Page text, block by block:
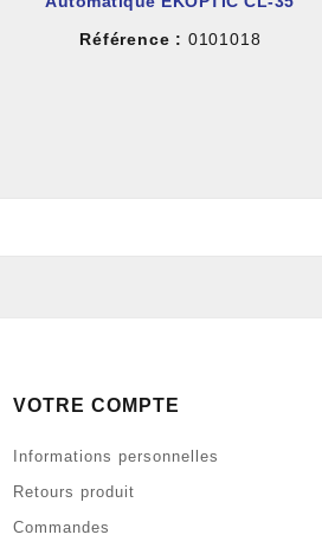
Référence : 0101018
VOTRE COMPTE
Informations personnelles
Retours produit
Commandes